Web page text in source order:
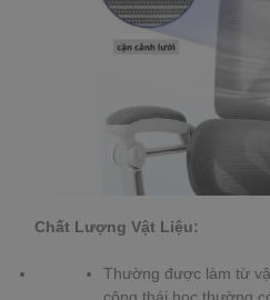
Chất Lượng Vật Liệu:
Thường được làm từ